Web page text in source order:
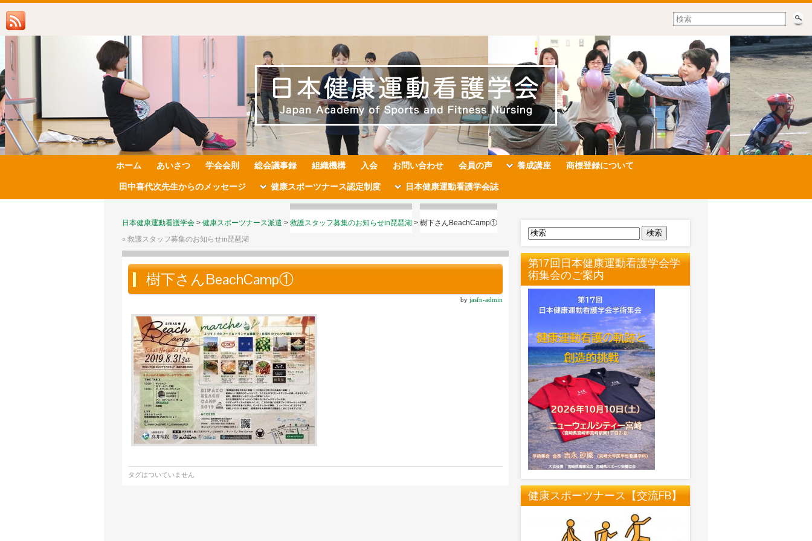
ホーム あいさつ 学会会則 総会議事録 組織機構 入会 お問い合わせ 会員の声 養成講座 商標登録について
田中喜代次先生からのメッセージ 健康スポーツナース認定制度 日本健康運動看護学会誌
日本健康運動看護学会 > 健康スポーツナース派遣 > 救護スタッフ募集のお知らせin琵琶湖 > 樹下さんBeachCamp①
« 救護スタッフ募集のお知らせin琵琶湖
樹下さんBeachCamp①
by jasfn-admin
タグはついていません
検索
第17回日本健康運動看護学会学
術集会のご案内
健康スポーツナース【交流FB】